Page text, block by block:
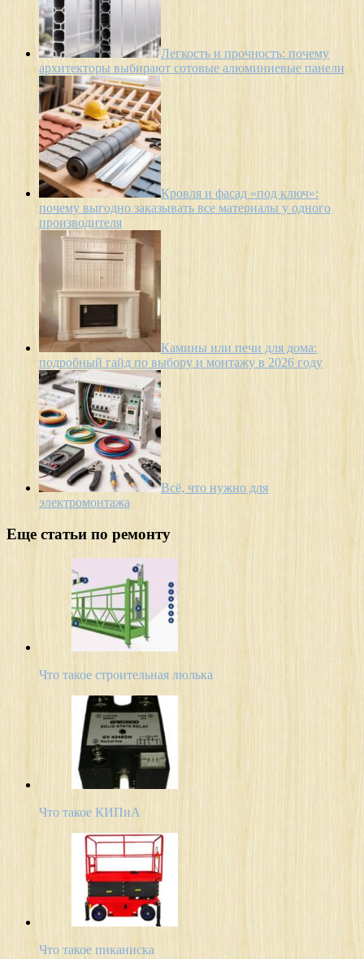
Легкость и прочность: почему
архитекторы выбирают сотовые алюминиевые панели
Кровля и фасад «под ключ»:
почему выгодно заказывать все материалы у одного
производителя
Камины или печи для дома:
подробный гайд по выбору и монтажу в 2026 году
Всё, что нужно для
электромонтажа
Еще статьи по ремонту
Что такое строительная люлька
Что такое КИПиА
Что такое пиканиска